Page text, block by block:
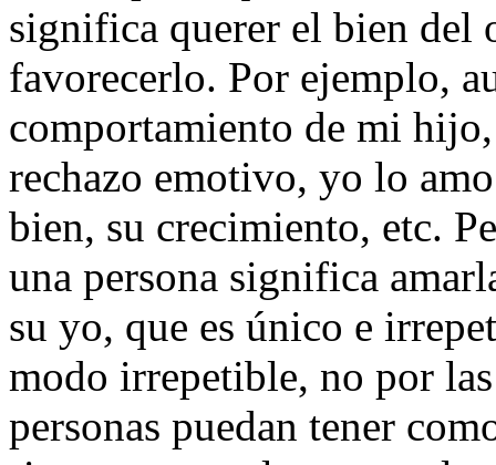
significa querer el bien del
favorecerlo. Por ejemplo,
comportamiento de mi
rechazo emotivo, yo lo
bien, su crecimiento, etc.
una persona significa
su yo, que es único e
modo irrepetible, no por
personas puedan tener